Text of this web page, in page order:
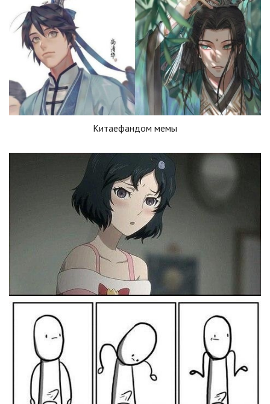
Китаефандом мемы